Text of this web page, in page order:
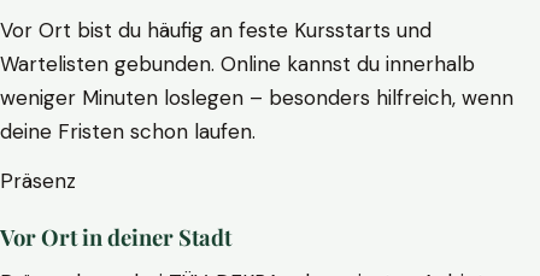
Vor Ort bist du häufig an feste Kursstarts und
Wartelisten gebunden. Online kannst du innerhalb
weniger Minuten loslegen – besonders hilfreich, wenn
deine Fristen schon laufen.
Präsenz
Vor Ort in deiner Stadt